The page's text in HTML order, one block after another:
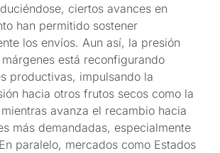
ciertos avances en
han permitido sostener
los envíos. Aun así, la presión
está reconfigurando
productivas, impulsando la
hacia otros frutos secos como la
avanza el recambio hacia
más demandadas, especialmente
paralelo, mercados como Estados